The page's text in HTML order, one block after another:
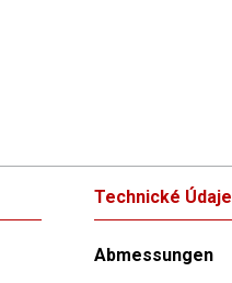
Technické Údaje
Abmessungen